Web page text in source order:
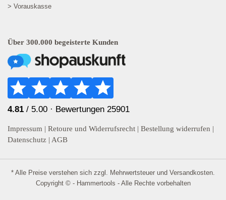
> Vorauskasse
Über 300.000 begeisterte Kunden
4.81 / 5.00 · Bewertungen 25901
Impressum | Retoure und Widerrufsrecht | Bestellung widerrufen |
Datenschutz | AGB
* Alle Preise verstehen sich zzgl. Mehrwertsteuer und Versandkosten.
Copyright © - Hammertools - Alle Rechte vorbehalten